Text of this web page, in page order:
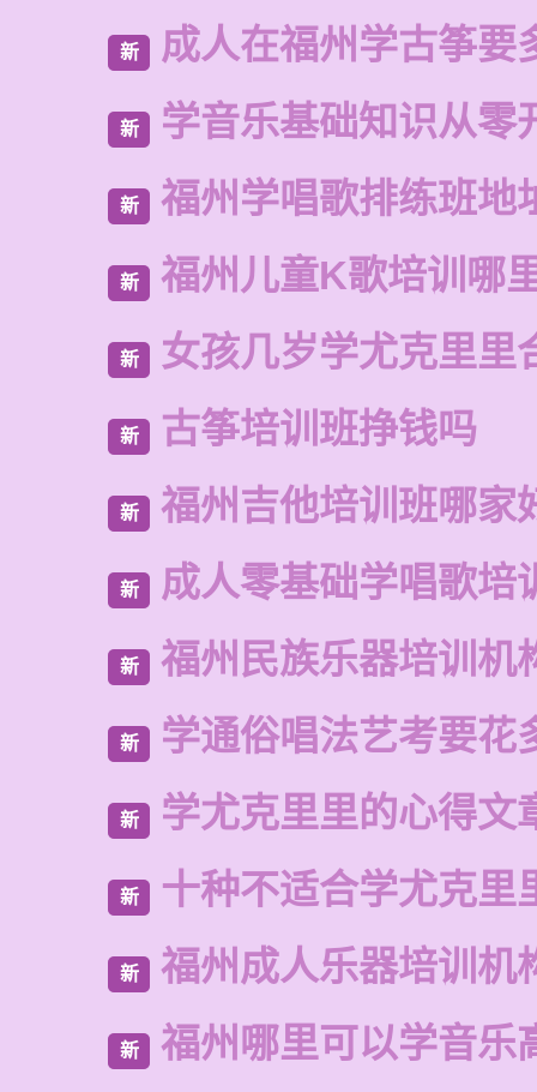
新 成人在福州学古筝要
新 学音乐基础知识从零
新 福州学唱歌排练班地
新 福州儿童K歌培训哪
新 女孩几岁学尤克里里
新 古筝培训班挣钱吗
新 福州吉他培训班哪家
新 成人零基础学唱歌培
新 福州民族乐器培训机
新 学通俗唱法艺考要花
新 学尤克里里的心得文
新 十种不适合学尤克里
新 福州成人乐器培训机
新 福州哪里可以学音乐